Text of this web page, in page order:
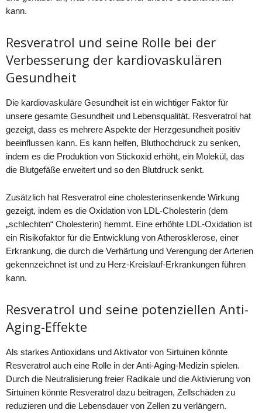
kann.
Resveratrol und seine Rolle bei der
Verbesserung der kardiovaskulären
Gesundheit
Die kardiovaskuläre Gesundheit ist ein wichtiger Faktor für
unsere gesamte Gesundheit und Lebensqualität. Resveratrol hat
gezeigt, dass es mehrere Aspekte der Herzgesundheit positiv
beeinflussen kann. Es kann helfen, Bluthochdruck zu senken,
indem es die Produktion von Stickoxid erhöht, ein Molekül, das
die Blutgefäße erweitert und so den Blutdruck senkt.
Zusätzlich hat Resveratrol eine cholesterinsenkende Wirkung
gezeigt, indem es die Oxidation von LDL-Cholesterin (dem
„schlechten“ Cholesterin) hemmt. Eine erhöhte LDL-Oxidation ist
ein Risikofaktor für die Entwicklung von Atherosklerose, einer
Erkrankung, die durch die Verhärtung und Verengung der Arterien
gekennzeichnet ist und zu Herz-Kreislauf-Erkrankungen führen
kann.
Resveratrol und seine potenziellen Anti-
Aging-Effekte
Als starkes Antioxidans und Aktivator von Sirtuinen könnte
Resveratrol auch eine Rolle in der Anti-Aging-Medizin spielen.
Durch die Neutralisierung freier Radikale und die Aktivierung von
Sirtuinen könnte Resveratrol dazu beitragen, Zellschäden zu
reduzieren und die Lebensdauer von Zellen zu verlängern.